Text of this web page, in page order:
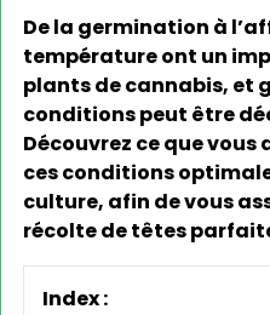
De la germination à
température ont un
plants de cannabis, et
conditions peut être
Découvrez ce que
ces conditions
culture, afin de vous
récolte de têtes
Index :